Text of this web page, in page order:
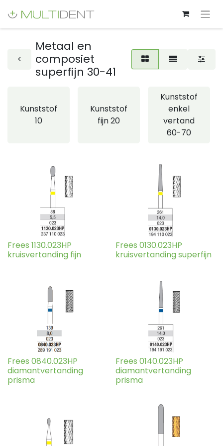
Metaal en
composiet
superfijn 30-41
Kunststof
10
Kunststof
fijn 20
Kunststof
enkel
vertand
60-70
Frees 1130.023HP
kruisvertanding fijn
Frees 0130.023HP
kruisvertanding superfijn
Frees 0840.023HP
diamantvertanding
prisma
Frees 0140.023HP
diamantvertanding
prisma